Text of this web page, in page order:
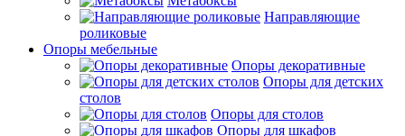
Направляющие
роликовые
Опоры мебельные
Опоры декоративные
Опоры для детских
столов
Опоры для столов
Опоры для шкафов